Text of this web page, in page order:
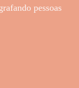
pessoas